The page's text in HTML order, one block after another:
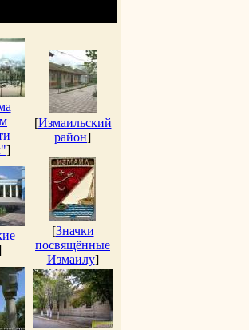
]
[Измаильский
район]
[Значки
посвящённые
Измаилу]